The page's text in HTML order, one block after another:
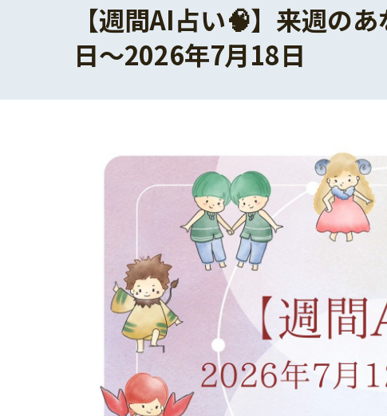
年齢から探す
1歳
小学3年生
小学4年生
小学6年生
そだち＆まなび
ワーク・ドリル
科学・プログラミング
教育・学習
絵本・読み聞かせ
自由研究・工作
読書感想文
こそだて生活
ファッション・美容
行事・イベント
親子でいっしょに
人間関係
【週間AI占い🧠】来週の
日〜2026年7月18日